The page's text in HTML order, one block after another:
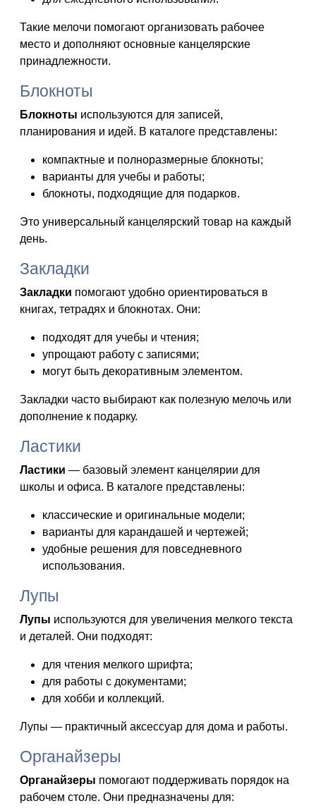
Такие мелочи помогают организовать рабочее
место и дополняют основные канцелярские
принадлежности.
Блокноты
Блокноты используются для записей,
планирования и идей. В каталоге представлены:
компактные и полноразмерные блокноты;
варианты для учебы и работы;
блокноты, подходящие для подарков.
Это универсальный канцелярский товар на каждый
день.
Закладки
Закладки помогают удобно ориентироваться в
книгах, тетрадях и блокнотах. Они:
подходят для учебы и чтения;
упрощают работу с записями;
могут быть декоративным элементом.
Закладки часто выбирают как полезную мелочь или
дополнение к подарку.
Ластики
Ластики — базовый элемент канцелярии для
школы и офиса. В каталоге представлены:
классические и оригинальные модели;
варианты для карандашей и чертежей;
удобные решения для повседневного
использования.
Лупы
Лупы используются для увеличения мелкого текста
и деталей. Они подходят:
для чтения мелкого шрифта;
для работы с документами;
для хобби и коллекций.
Лупы — практичный аксессуар для дома и работы.
Органайзеры
Органайзеры помогают поддерживать порядок на
рабочем столе. Они предназначены для: